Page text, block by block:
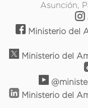
Asunción,
Ministerio del
Ministerio del
Ministerio del